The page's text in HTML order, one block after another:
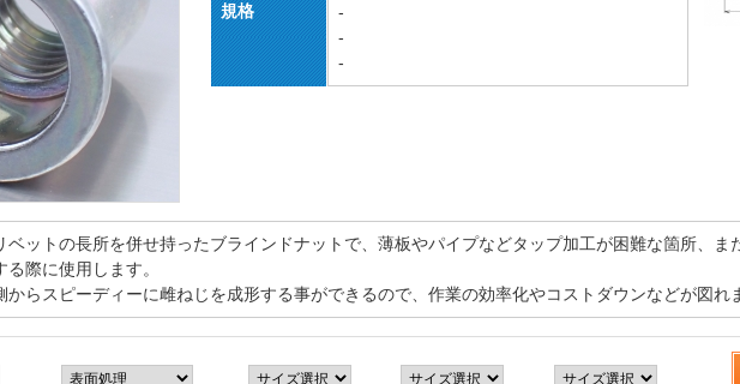
規格
-
-
-
ベットの長所を併せ持ったブラインドナットで、薄板やパイプなどタップ加工が困難な箇所、ま
る際に使用します。
からスピーディーに雌ねじを成形する事ができるので、作業の効率化やコストダウンなどが図れ